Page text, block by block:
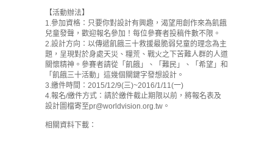
【活動辦法】
1.參加資格：只要你對設計有興趣，渴望用創作來為飢餓
兒童發聲，歡迎報名參加！每位參賽者投稿件數不限。
2.設計方向：以傳遞飢餓三十救援最脆弱兒童的理念為主
題，呈現對於身處天災、糧荒、戰火之下苦難人群的人道
關懷精神。參賽者請從「飢餓」、「難民」、「希望」和
「飢餓三十活動」這幾個關鍵字發想設計。
3.繳件時間：2015/12/9(三)~2016/1/11(一)
4.報名/繳件方式：請於繳件截止期限以前，將報名表及
設計圖檔寄至pr@worldvision.org.tw。
相關資料下載：